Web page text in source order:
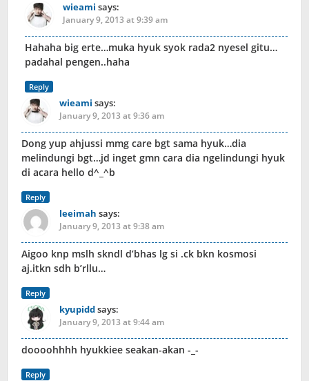
wieami says:
January 9, 2013 at 9:39 am
Hahaha big erte…muka hyuk syok rada2 nyesel gitu…
padahal pengen..haha
Reply
wieami says:
January 9, 2013 at 9:36 am
Dong yup ahjussi mmg care bgt sama hyuk…dia
melindungi bgt…jd inget gmn cara dia ngelindungi hyuk
di acara hello d^_^b
Reply
leeimah says:
January 9, 2013 at 9:38 am
Aigoo knp mslh skndl d’bhas lg si .ck bkn kosmosi
aj.itkn sdh b’rllu…
Reply
kyupiddsays:
January 9, 2013 at 9:44 am
doooohhhh hyukkiee seakan-akan -_-
Reply